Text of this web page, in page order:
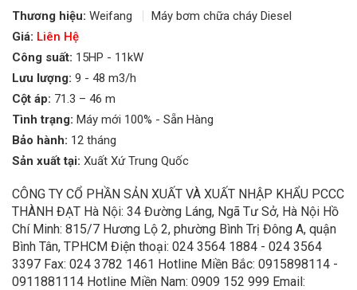
Thương hiệu: Weifang
Máy bơm chữa cháy Diesel
Giá: Liên Hệ
Công suất: 15HP - 11kW
Lưu lượng: 9 - 48 m3/h
Cột áp: 71.3 – 46 m
Tình trạng: Máy mới 100% - Sẵn Hàng
Bảo hành: 12 tháng
Sản xuất tại: Xuất Xứ Trung Quốc
CÔNG TY CỔ PHẦN SẢN XUẤT VÀ XUẤT NHẬP KHẨU PCCC
THÀNH ĐẠT Hà Nội: 34 Đường Láng, Ngã Tư Sở, Hà Nội Hồ
Chí Minh: 815/7 Hương Lộ 2, phường Bình Trị Đông A, quận
Bình Tân, TPHCM Điện thoại: 024 3564 1884 - 024 3564
3397 Fax: 024 3782 1461 Hotline Miền Bắc: 0915898114 -
0911881114 Hotline Miền Nam: 0909 152 999 Email: